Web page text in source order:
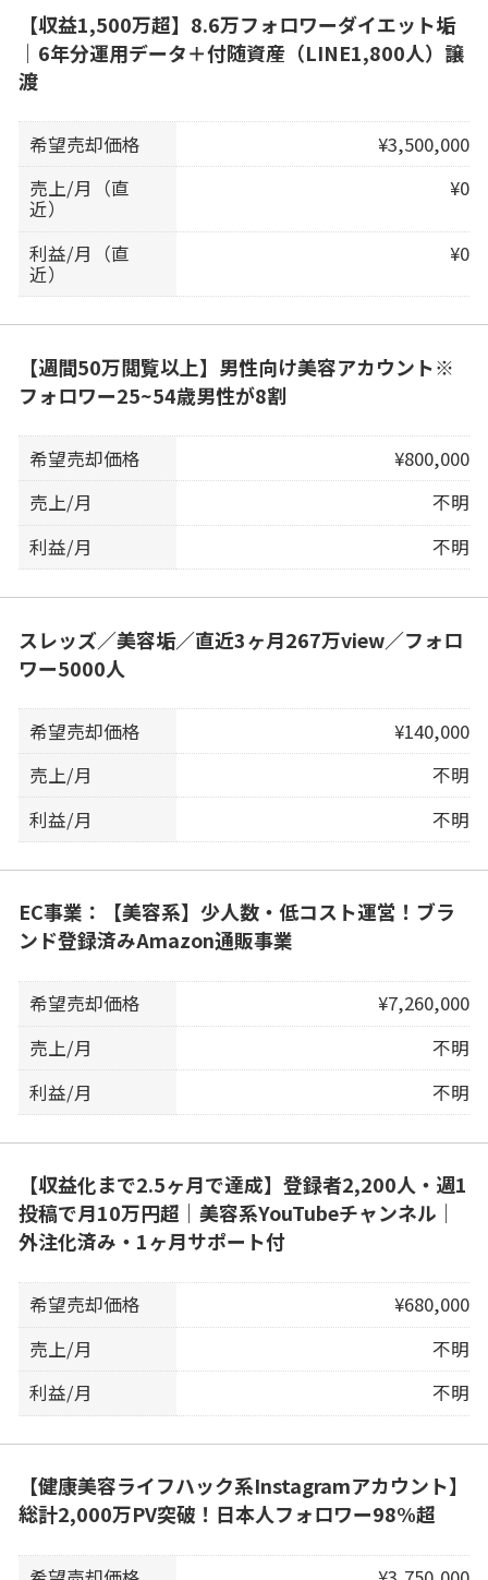
【収益1,500万超】8.6万フォロワーダイエット垢
｜6年分運用データ＋付随資産（LINE1,800人）譲
渡
希望売却価格
¥3,500,000
売上/月（直
近）
¥0
利益/月（直
近）
¥0
【週間50万閲覧以上】男性向け美容アカウント※
フォロワー25~54歳男性が8割
希望売却価格
¥800,000
売上/月
不明
利益/月
不明
スレッズ／美容垢／直近3ヶ月267万view／フォロ
ワー5000人
希望売却価格
¥140,000
売上/月
不明
利益/月
不明
EC事業：【美容系】少人数・低コスト運営！ブラ
ンド登録済みAmazon通販事業
希望売却価格
¥7,260,000
売上/月
不明
利益/月
不明
【収益化まで2.5ヶ月で達成】登録者2,200人・週1
投稿で月10万円超｜美容系YouTubeチャンネル｜
外注化済み・1ヶ月サポート付
希望売却価格
¥680,000
売上/月
不明
利益/月
不明
【健康美容ライフハック系Instagramアカウント】
総計2,000万PV突破！日本人フォロワー98%超